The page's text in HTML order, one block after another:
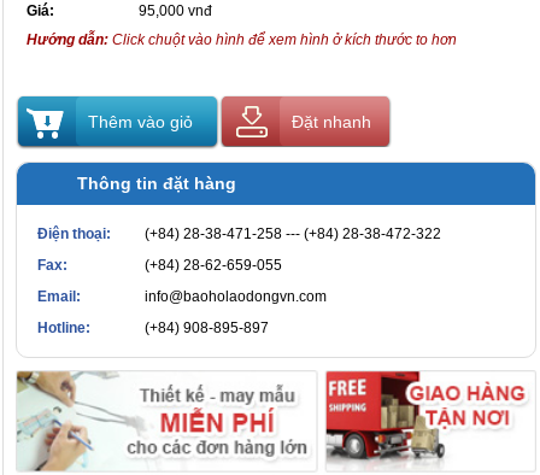
Giá:
95,000 vnđ
Hướng dẫn: Click chuột vào hình để xem hình ở kích thước to hơn
Thêm vào giỏ Đặt nhanh
Thông tin đặt hàng
Điện thoại:
(+84) 28-38-471-258 --- (+84) 28-38-472-322
Fax:
(+84) 28-62-659-055
Email:
info@baoholaodongvn.com
Hotline:
(+84) 908-895-897